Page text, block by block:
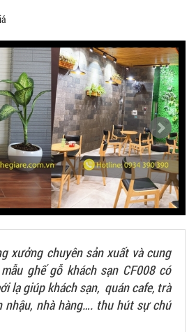
xưởng chuyên sản xuất và cung
ghế gỗ khách sạn CF008 có
lạ giúp khách sạn, quán cafe, trà
nhậu, nhà hàng…. thu hút sự chú